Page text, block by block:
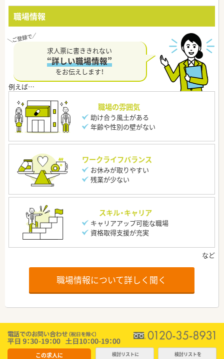
職場情報
求人票に書ききれない
“詳しい職場情報”
をお伝えします！
職場の雰囲気
助け合う風土がある
年齢や性別の壁がない
ワークライフバランス
お休みが取りやすい
残業が少ない
スキル・キャリア
キャリアアップ可能な職場
資格取得支援が充実
職場情報について詳しく聞く
この求人に 検討リストに 検討リストを